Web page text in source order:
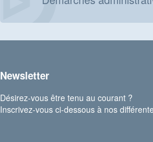
Newsletter
Désirez-vous être tenu au courant ?
Inscrivez-vous ci-dessous à nos